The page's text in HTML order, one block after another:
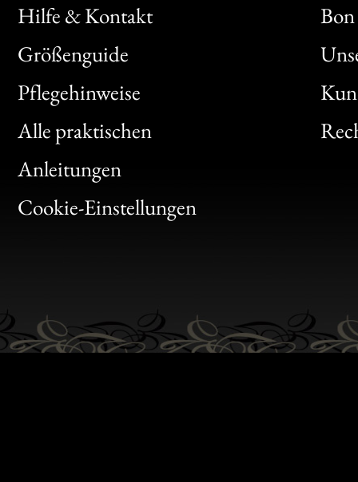
Hilfe & Kontakt
Größenguide
Pflegehinweise
Alle praktischen
Anleitungen
Cookie-Einstellungen
Bon
Clic